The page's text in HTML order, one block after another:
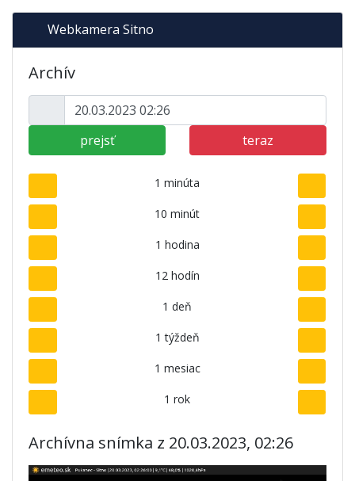
Webkamera Sitno
Archív
prejsť teraz
1 minúta
10 minút
1 hodina
12 hodín
1 deň
1 týždeň
1 mesiac
1 rok
Archívna snímka z 20.03.2023, 02:26